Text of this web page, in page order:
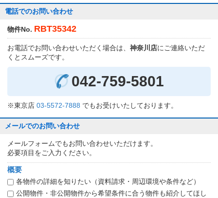
電話でのお問い合わせ
物件No. RBT35342
お電話でお問い合わせいただく場合は、 神奈川店にご連絡いただ
くとスムーズです。
042-759-5801
※東京店 03-5572-7888 でもお受けいたしております。
メールでのお問い合わせ
メールフォームでもお問い合わせいただけます。
必要項目をご入力ください。
概要
各物件の詳細を知りたい（資料請求・周辺環境や条件など）
公開物件・非公開物件から希望条件に合う物件も紹介してほし